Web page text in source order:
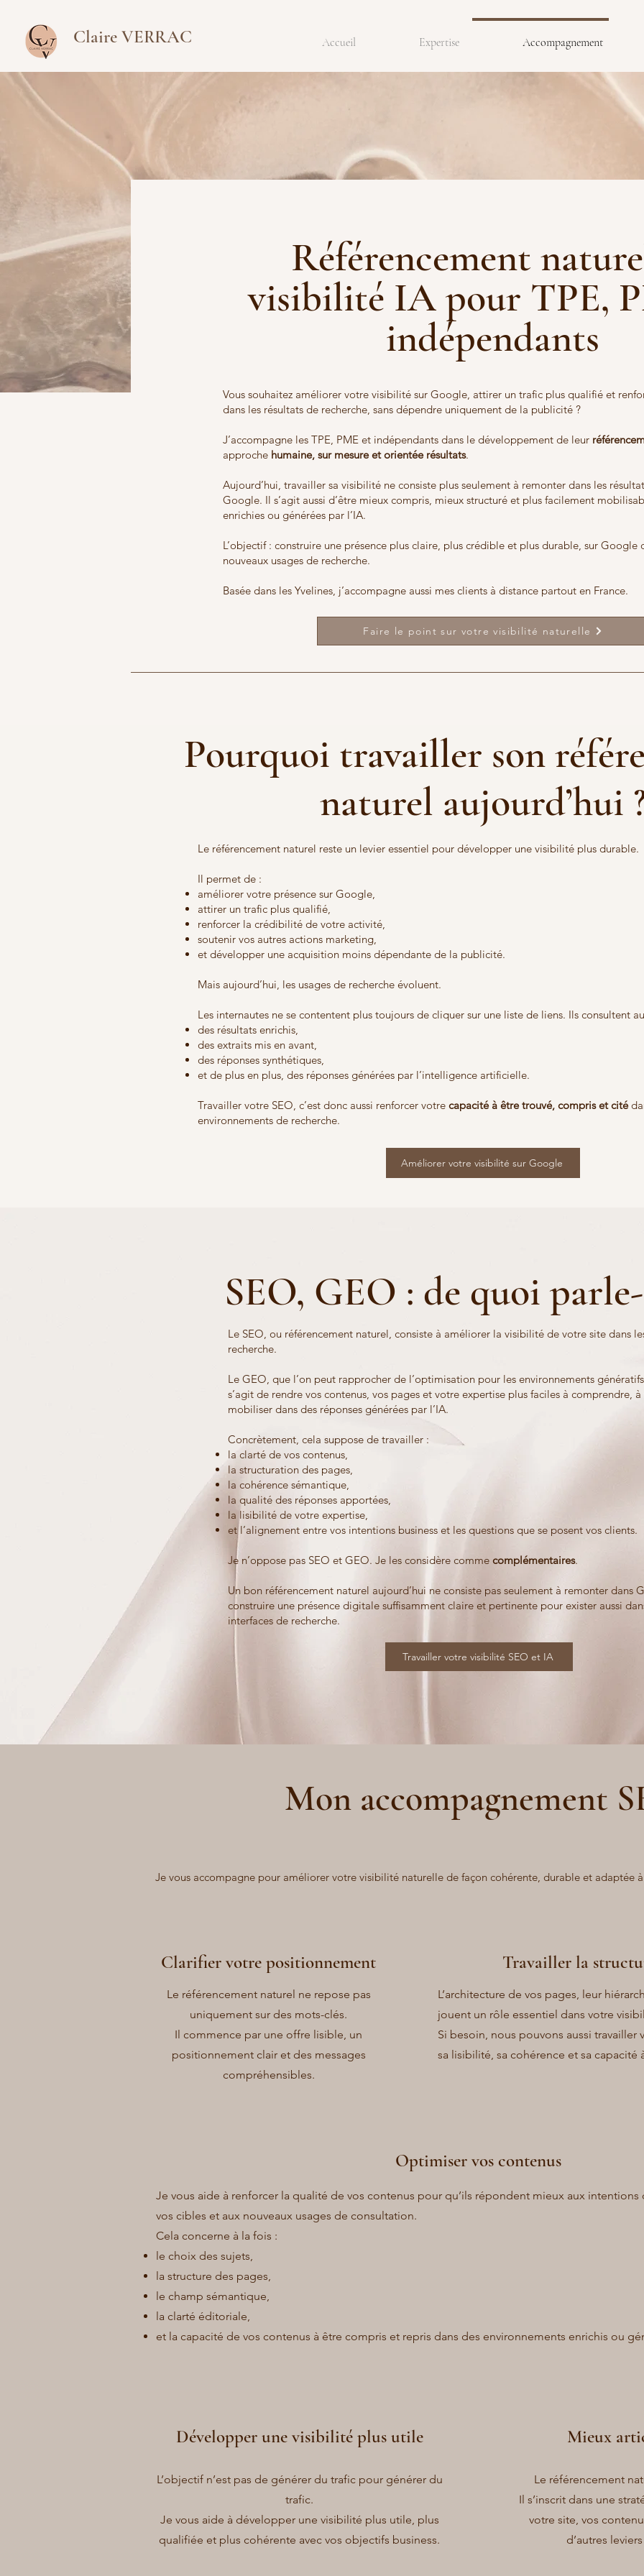
Claire VERRAC Accueil Expertise Accompagnement
Référencement
visibilité IA pour TPE,
indépendants
Vous souhaitez améliorer votre visibilité sur Google, attirer un trafic plus qualifié et
dans les résultats de recherche, sans dépendre uniquement de la publicité ?
J’accompagne les TPE, PME et indépendants dans le développement de leur
approche humaine, sur mesure et orientée résultats.
Aujourd’hui, travailler sa visibilité ne consiste plus seulement à remonter dans les
Google. Il s’agit aussi d’être mieux compris, mieux structuré et plus facilement
enrichies ou générées par l’IA.
L’objectif : construire une présence plus claire, plus crédible et plus durable, sur Google
nouveaux usages de recherche.
Basée dans les Yvelines, j’accompagne aussi mes clients à distance partout en France.
Faire le point sur votre visibilité naturelle
Pourquoi travailler son
naturel aujourd’hui
Le référencement naturel reste un levier essentiel pour développer une visibilité plus durable.
Il permet de :
améliorer votre présence sur Google,
attirer un trafic plus qualifié,
renforcer la crédibilité de votre activité,
soutenir vos autres actions marketing,
et développer une acquisition moins dépendante de la publicité.
Mais aujourd’hui, les usages de recherche évoluent.
Les internautes ne se contentent plus toujours de cliquer sur une liste de liens. Ils consultent
des résultats enrichis,
des extraits mis en avant,
des réponses synthétiques,
et de plus en plus, des réponses générées par l’intelligence artificielle.
Travailler votre SEO, c’est donc aussi renforcer votre capacité à être trouvé, compris et cité
environnements de recherche.
Améliorer votre visibilité sur Google
SEO, GEO : de quoi
Le SEO, ou référencement naturel, consiste à améliorer la visibilité de votre site dans
recherche.
Le GEO, que l’on peut rapprocher de l’optimisation pour les environnements
s’agit de rendre vos contenus, vos pages et votre expertise plus faciles à comprendre,
mobiliser dans des réponses générées par l’IA.
Concrètement, cela suppose de travailler :
la clarté de vos contenus,
la structuration des pages,
la cohérence sémantique,
la qualité des réponses apportées,
la lisibilité de votre expertise,
et l’alignement entre vos intentions business et les questions que se posent vos clients.
Je n’oppose pas SEO et GEO. Je les considère comme complémentaires.
Un bon référencement naturel aujourd’hui ne consiste pas seulement à remonter dans
construire une présence digitale suffisamment claire et pertinente pour exister aussi
interfaces de recherche.
Travailler votre visibilité SEO et IA
Mon accompagnement
Je vous accompagne pour améliorer votre visibilité naturelle de façon cohérente, durable et adaptée
Clarifier votre positionnement
Le référencement naturel ne repose pas
uniquement sur des mots-clés.
Il commence par une offre lisible, un
positionnement clair et des messages
compréhensibles.
Travailler la
L’architecture de vos pages, leur
jouent un rôle essentiel dans votre
Si besoin, nous pouvons aussi
sa lisibilité, sa cohérence et sa
Optimiser vos contenus
Je vous aide à renforcer la qualité de vos contenus pour qu’ils répondent mieux aux intentions
vos cibles et aux nouveaux usages de consultation.
Cela concerne à la fois :
le choix des sujets,
la structure des pages,
le champ sémantique,
la clarté éditoriale,
et la capacité de vos contenus à être compris et repris dans des environnements enrichis ou
Développer une visibilité plus utile
L’objectif n’est pas de générer du trafic pour générer du
trafic.
Je vous aide à développer une visibilité plus utile, plus
qualifiée et plus cohérente avec vos objectifs business.
Mieux
Le référencement
Il s’inscrit dans une
votre site, vos
d’autres